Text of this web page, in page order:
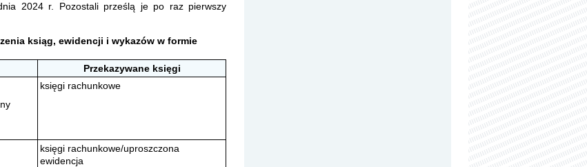
2024 r. Pozostali prześlą je po raz pierwszy
ksiąg, ewidencji i wykazów w formie
Przekazywane księgi
księgi rachunkowe
księgi rachunkowe/uproszczona
ewidencja